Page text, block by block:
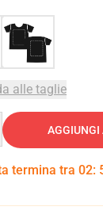
alle taglie
AGGIUNGI
termina tra 02: